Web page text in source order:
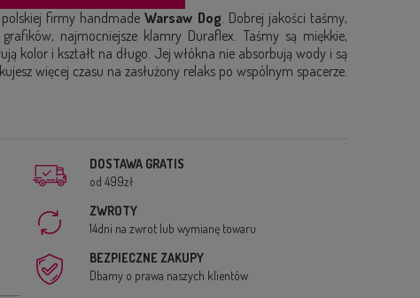
polskiej firmy handmade Warsaw Dog. Dobrej jakości taśmy,
najmocniejsze klamry Duraflex. Taśmy są miękkie,
kolor i kształt na długo. Jej włókna nie absorbują wody i są
więcej czasu na zasłużony relaks po wspólnym spacerze.
DOSTAWA GRATIS
od 499zł
ZWROTY
14dni na zwrot lub wymianę towaru
BEZPIECZNE ZAKUPY
Dbamy o prawa naszych klientów